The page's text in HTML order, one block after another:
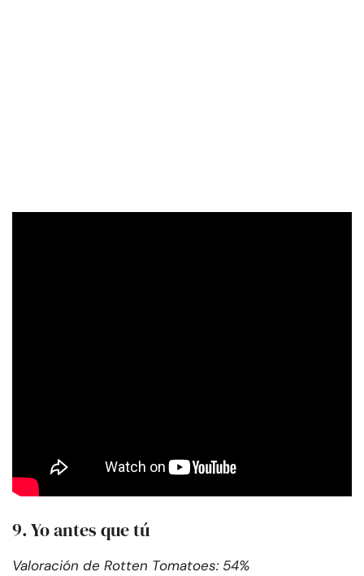
9. Yo antes que tú
Valoración de Rotten Tomatoes: 54%